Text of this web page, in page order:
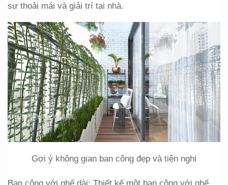
sự thoải mái và giải trí tại nhà.
Gợi ý không gian ban công đẹp và tiện nghi